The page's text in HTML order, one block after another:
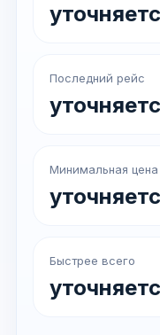
Последний рейс
Минимальная цена
Быстрее всего